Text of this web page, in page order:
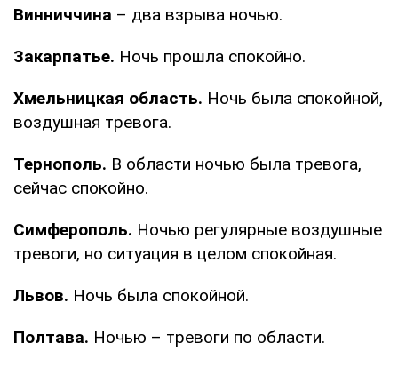
Винниччина – два взрыва ночью.
Закарпатье. Ночь прошла спокойно.
Хмельницкая область. Ночь была спокойной,
воздушная тревога.
Тернополь. В области ночью была тревога,
сейчас спокойно.
Симферополь. Ночью регулярные воздушные
тревоги, но ситуация в целом спокойная.
Львов. Ночь была спокойной.
Полтава. Ночью – тревоги по области.